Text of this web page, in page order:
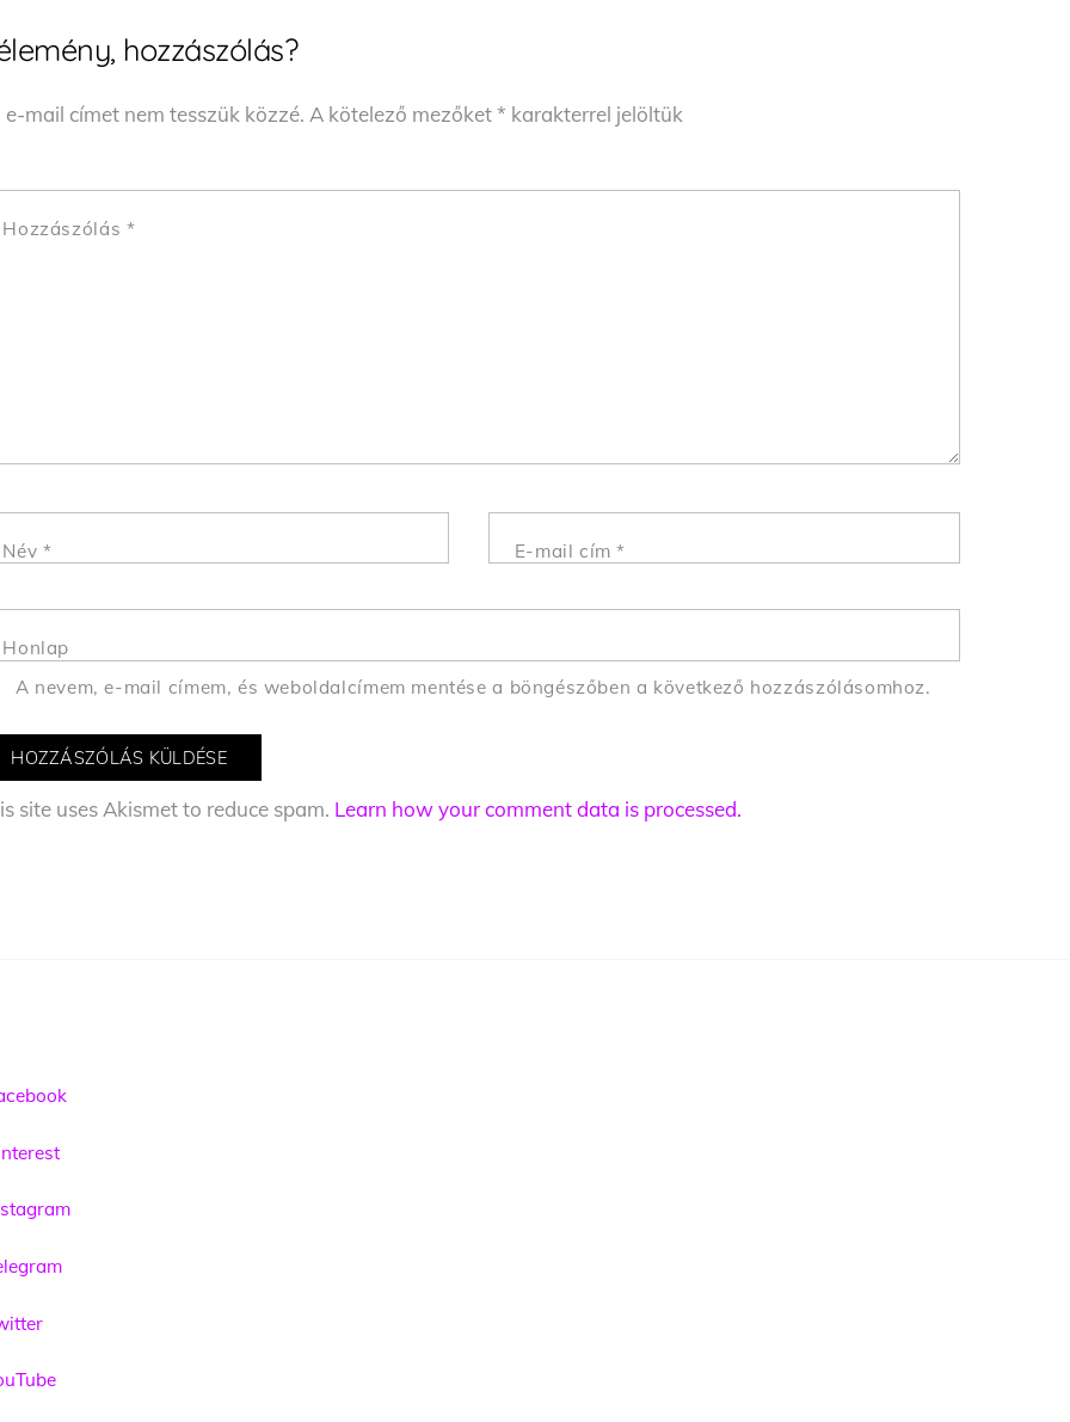
hozzászólás?
e-mail címet nem tesszük közzé. A kötelező mezőket* karakterrel jelöltük
Hozzászólás *
Név * E-mail cím*
Honlap
A nevem, e-mail címem, és weboldalcímem mentése a böngészőben a következő hozzászólásomhoz.
site uses Akismet to reduce spam. Learn how your comment data is processed.